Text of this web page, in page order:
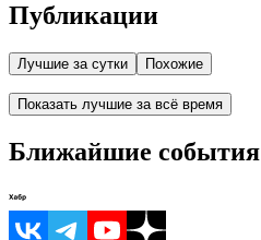
Публикации
Лучшие за сутки Похожие
Показать лучшие за всё время
Ближайшие события